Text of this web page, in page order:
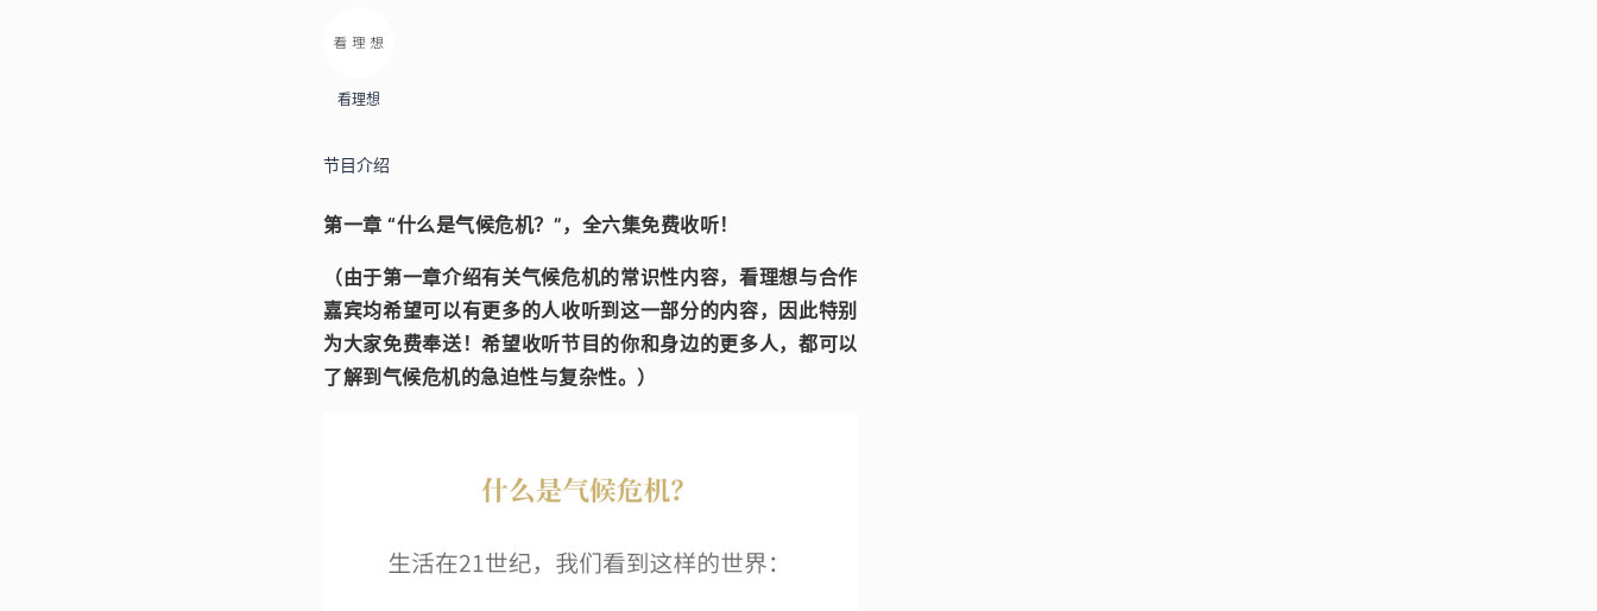
看理想
节目介绍
第一章 “什么是气候危机？”，全六集免费收听！
（由于第一章介绍有关气候危机的常识性内容，看理想与合作
嘉宾均希望可以有更多的人收听到这一部分的内容，因此特别
为大家免费奉送！希望收听节目的你和身边的更多人，都可以
了解到气候危机的急迫性与复杂性。）